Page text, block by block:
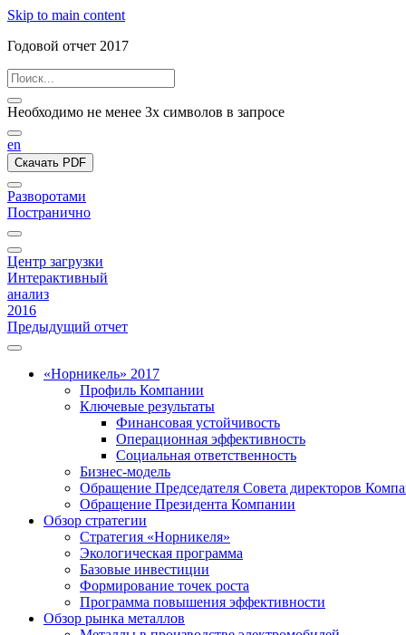
Skip to main content
Годовой отчет 2017
Необходимо не менее 3х символов в запросе
en
Скачать PDF
Разворотами
Постранично
Центр загрузки
Интерактивный
анализ
2016
Предыдущий отчет
«Норникель» 2017
Профиль Компании
Ключевые результаты
Финансовая устойчивость
Операционная эффективность
Социальная ответственность
Бизнес-модель
Обращение Председателя Совета директоров
Обращение Президента Компании
Обзор стратегии
Стратегия «Норникеля»
Экологическая программа
Базовые инвестиции
Формирование точек роста
Программа повышения эффективности
Обзор рынка металлов